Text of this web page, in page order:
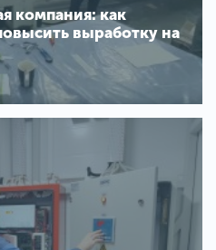
компания: как
выработку на